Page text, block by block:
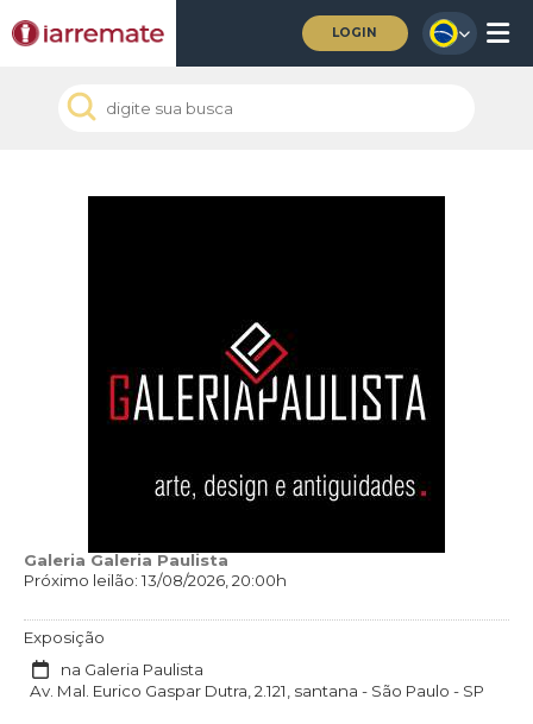
LOGIN
Galeria Galeria Paulista
Próximo leilão: 13/08/2026, 20:00h
Exposição
na Galeria Paulista
Av. Mal. Eurico Gaspar Dutra, 2.121, santana - São Paulo - SP